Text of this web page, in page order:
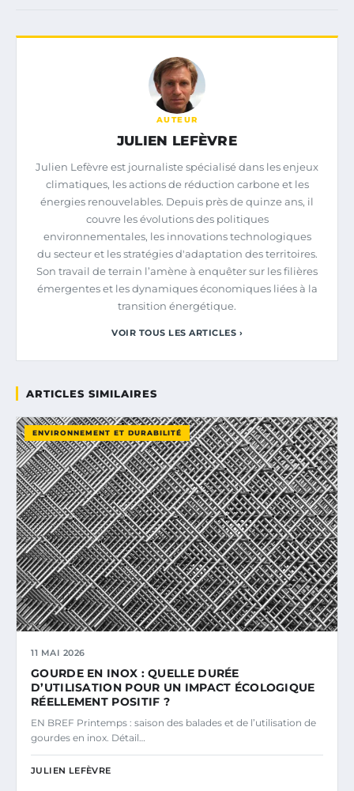
AUTEUR
JULIEN LEFÈVRE
Julien Lefèvre est journaliste spécialisé dans les enjeux
climatiques, les actions de réduction carbone et les
énergies renouvelables. Depuis près de quinze ans, il
couvre les évolutions des politiques
environnementales, les innovations technologiques
du secteur et les stratégies d'adaptation des territoires.
Son travail de terrain l’amène à enquêter sur les filières
émergentes et les dynamiques économiques liées à la
transition énergétique.
VOIR TOUS LES ARTICLES ›
ARTICLES SIMILAIRES
ENVIRONNEMENT ET DURABILITÉ
11 MAI 2026
GOURDE EN INOX : QUELLE DURÉE
D’UTILISATION POUR UN IMPACT ÉCOLOGIQUE
RÉELLEMENT POSITIF ?
EN BREF Printemps : saison des balades et de l’utilisation de
gourdes en inox. Détail…
JULIEN LEFÈVRE